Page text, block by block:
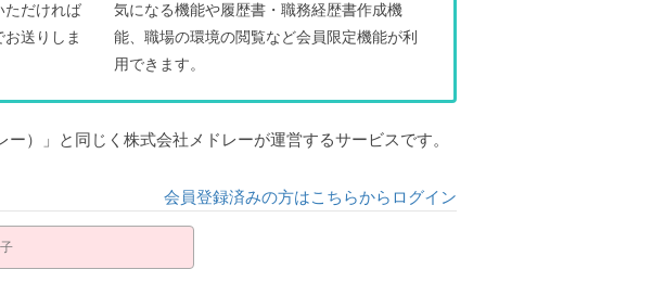
ただければ
送りしま
気になる機能や履歴書・職務経歴書作成機
能、職場の環境の閲覧など会員限定機能が利
用できます。
）」と同じく株式会社メドレーが運営するサービスです。
会員登録済みの方はこちらからログイン